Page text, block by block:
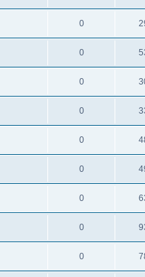
0
0
0
0
0
0
0
0
0